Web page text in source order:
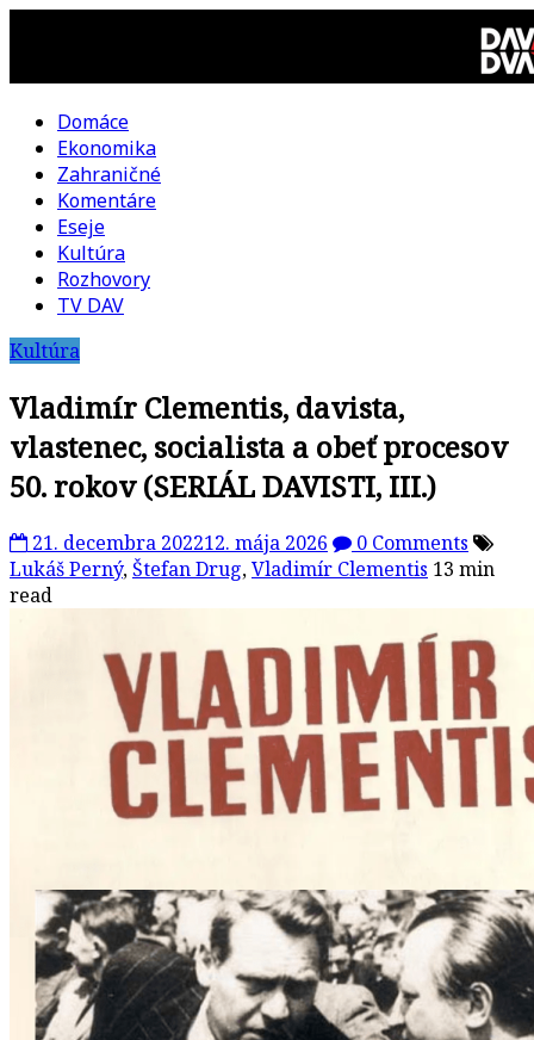
DAV
DVA
kultúrno-
politická
revue
Domáce
Ekonomika
Zahraničné
Komentáre
Eseje
Kultúra
Rozhovory
TV DAV
Kultúra
Vladimír Clementis, davista,
vlastenec, socialista a obeť procesov
50. rokov (SERIÁL DAVISTI, III.)
21. decembra 202212. mája 2026
0 Comments
Lukáš Perný,Štefan Drug,Vladimír Clementis 13 min
read